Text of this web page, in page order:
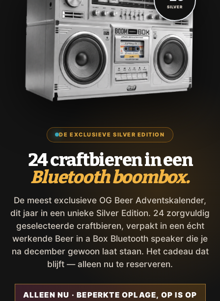
DE EXCLUSIEVE SILVER EDITION
24 craftbieren in een
Bluetooth boombox.
De meest exclusieve OG Beer Adventskalender,
dit jaar in een unieke Silver Edition. 24 zorgvuldig
geselecteerde craftbieren, verpakt in een écht
werkende Beer in a Box Bluetooth speaker die je
na december gewoon laat staan. Het cadeau dat
blijft — alleen nu te reserveren.
ALLEEN NU · BEPERKTE OPLAGE, OP IS OP
SILVER